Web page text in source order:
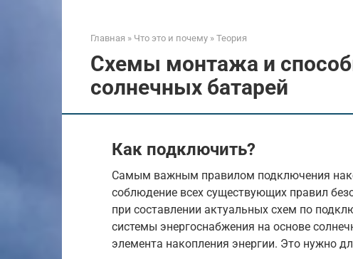
Главная » Что это и почему » Теория
Схемы монтажа и
солнечных батарей
Как подключить?
Самым важным правилом подключения
соблюдение всех существующих правил
при составлении актуальных схем по
системы энергоснабжения на основе
элемента накопления энергии. Это нужно